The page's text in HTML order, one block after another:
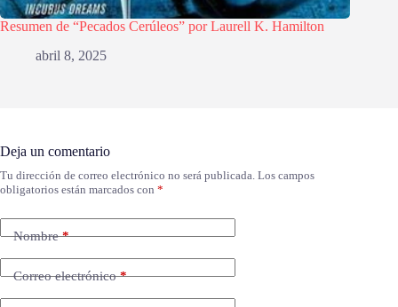
Resumen de “Pecados Cerúleos” por Laurell K. Hamilton
abril 8, 2025
Deja un comentario
Tu dirección de correo electrónico no será publicada. Los campos
obligatorios están marcados con *
Nombre*
Correo electrónico*